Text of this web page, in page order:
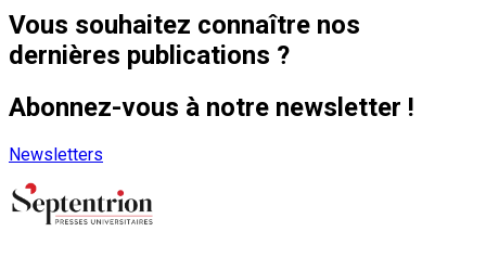
Vous souhaitez connaître nos
dernières publications ?
Abonnez-vous à notre newsletter !
Newsletters